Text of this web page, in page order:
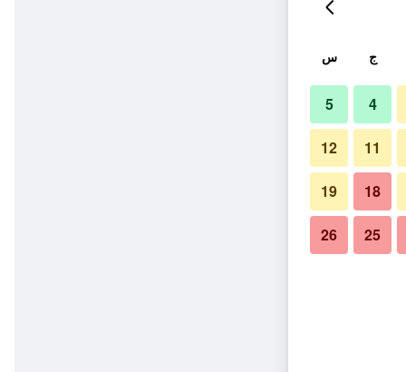
ج س
4
5
11
12
18
19
25
26